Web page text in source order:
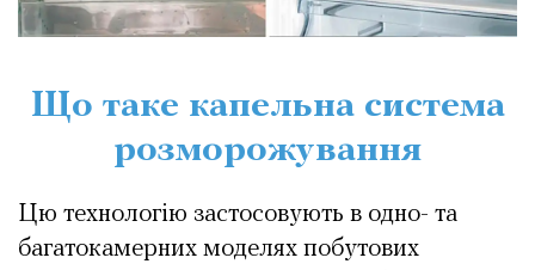
Що таке капельна система
розморожування
Цю технологію застосовують в одно- та
багатокамерних моделях побутових